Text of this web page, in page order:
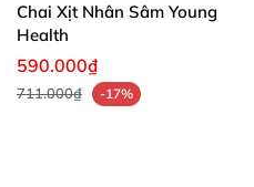
Chai Xịt Nhân Sâm Young
Health
590.000₫
711.000₫ -17%